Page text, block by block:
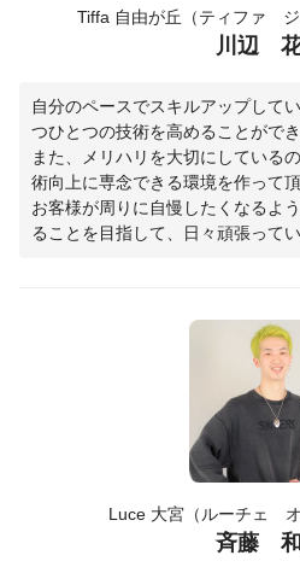
Tiffa 自由が丘（ティファ ジ
川辺
自分のペースでスキルアップして
つひとつの技術を高めることができ
また、メリハリを大切にしている
術向上に専念できる環境を作って頂
お客様が周りに自慢したくなるよ
ることを目指して、日々頑張ってい
Luce 大宮（ルーチェ
斉藤